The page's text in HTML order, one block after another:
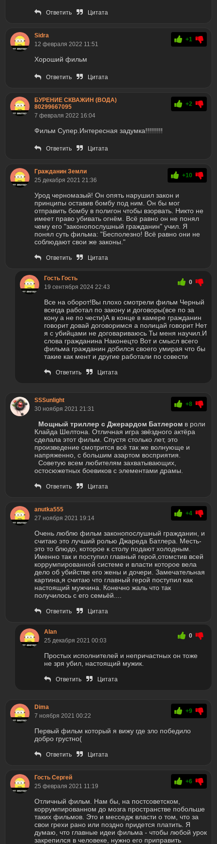
Ответить Цитата
Sidra
12 февраля 2022 11:51
+1
Хороший фильм
Ответить Цитата
БУРЕНИЕ СКВАЖИН (ВОДА)
80299667095
7 февраля 2022 16:04
+2
Фильм Супер.Интересная задумка!!!!!!!!!
Ответить Цитата
Гражданин Земли
25 декабря 2021 21:36
+10
Урод черномазый! Он опять нарушил закон и
принципы оставив бомбу под ним. Он бы мог
отправить бомбу в полигон чтобы взорвать. Никто не
имеет право убивать огнём. Всё равно он не понял
чему его "законопослушный гражданин" учил. Я
понял суть фильма: "Бесполезно! Всё равно они не
соблюдают свои же законы."
Ответить Цитата
Гость Гость
19 сентября 2024 22:43
0
Все на оборот!Вы плохо смотрели фильм Черный
всегда работал по закону и договоры(все по за
кону а не по чести)А в конце в камере гражданин
говорит довай договоримся а полицай говорит Нет
я с убийцами не договариваюсь Ты меня научил.И
слова гражданина Наконецто Вот и смысл всего
фильма гражданин добился своего умирая что бы
такие как мент и другие работали по совести
Ответить Цитата
SSSunlight
30 ноября 2021 21:31
+8
Мощный триллер с Джерардом Батлером в роли
Клайда Шелтона. Отличная игра звёздного актёра
сделала этот фильм. Спустя столько лет, это
произведение смотрится всё так же волнующе и
напряженно, с большим азартом восприятия.
Советую всем любителям захватывающих,
остосюжетных боевиков с элементами драмы.
Ответить Цитата
anutka555
27 ноября 2021 19:14
+4
Очень люблю фильм законопослушный гражданин, и
считаю это лучший ролью Джареда Батлера. Месть-
это то блюдо, которое к столу подают холодным.
Именно так и поступил главный герой,отомстив всей
коррумпированной системе и власти которое вела
дело об убийстве его жены и дочери. Замечательная
картина,я считаю что главный герой поступил как
настоящий мужчина. Конечно жаль что так
получилось с его семьёй....
Ответить Цитата
Alan
25 декабря 2021 00:03
0
Простых исполнителей и непричастных он тоже
не зря убил, настоящий мужик.
Ответить Цитата
Dima
7 ноября 2021 00:22
+9
Первый фильм который я вижу где зло победило
добро грустно(
Ответить Цитата
Гость Сергей
25 февраля 2021 11:19
+6
Отличный фильм. Нам бы, на постсоветском,
коррумпированном до мозга пространстве побольше
таких фильмов. Это и месседж власти о том, что за
свои грехи рано или поздно придется платить. Я
думаю, что главные идеи фильма - чтобы любой урок
закрепился в человеке, нужно его приправить